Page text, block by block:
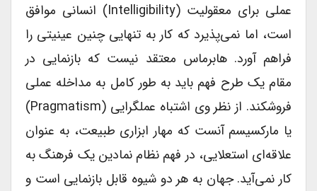
عملی برای معقولیت (intelligibility) انسانی موافق
است، اما نمی‌پذیرد که کار به تنهایی چنین عینیتی را
فراهم آورد. هابرماس معتقد نیست که بازنمایی در
مقام یک طرح فهم باید به طور کامل به مداخله عملی
فروشکند. از نظر وی اشتباه عملگرایی (pragmatism)
یا مارکسیسم آنست که مهار ابزاری طبیعت، به عنوان
علاقه‌ای استعلایی، در فهم نظام نمادین یک فرهنگ به
کار نمی‌آید. جهان به هر دو شیوه قابل بازنمایی است و